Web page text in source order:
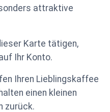
attraktive
Karte tätigen,
Ihr Konto.
Ihren Lieblingskaffee
einen kleinen
zurück.